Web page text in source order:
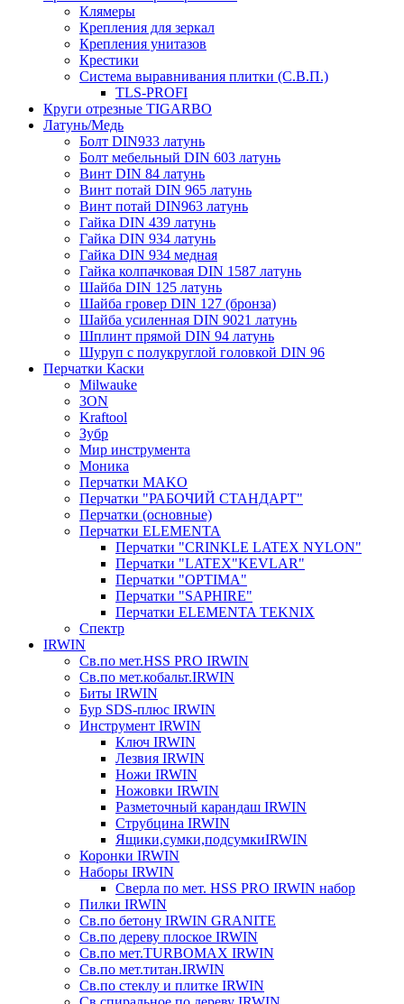
Клямеры
Крепления для зеркал
Крепления унитазов
Крестики
Система выравнивания плитки (С.В.П.)
TLS-PROFI
Круги отрезные TIGARBO
Латунь/Медь
Болт DIN933 латунь
Болт мебельный DIN 603 латунь
Винт DIN 84 латунь
Винт потай DIN 965 латунь
Винт потай DIN963 латунь
Гайка DIN 439 латунь
Гайка DIN 934 латунь
Гайка DIN 934 медная
Гайка колпачковая DIN 1587 латунь
Шайба DIN 125 латунь
Шайба гровер DIN 127 (бронза)
Шайба усиленная DIN 9021 латунь
Шплинт прямой DIN 94 латунь
Шуруп с полукруглой головкой DIN 96
Перчатки Каски
Milwauke
3ON
Kraftool
Зубр
Мир инструмента
Моника
Перчатки MAKO
Перчатки "РАБОЧИЙ СТАНДАРТ"
Перчатки (основные)
Перчатки ELEMENTA
Перчатки "CRINKLE LATEX NYLON"
Перчатки "LATEX"KEVLAR"
Перчатки "OPTIMA"
Перчатки "SAPHIRE"
Перчатки ELEMENTA TEKNIX
Спектр
IRWIN
Св.по мет.HSS PRO IRWIN
Св.по мет.кобальт.IRWIN
Биты IRWIN
Бур SDS-плюс IRWIN
Инструмент IRWIN
Ключ IRWIN
Лезвия IRWIN
Ножи IRWIN
Ножовки IRWIN
Разметочный карандаш IRWIN
Струбцина IRWIN
Ящики,сумки,подсумкиIRWIN
Коронки IRWIN
Наборы IRWIN
Сверла по мет. HSS PRO IRWIN набор
Пилки IRWIN
Св.по бетону IRWIN GRANITE
Св.по дереву плоское IRWIN
Св.по мет.TURBOMAX IRWIN
Св.по мет.титан.IRWIN
Св.по стеклу и плитке IRWIN